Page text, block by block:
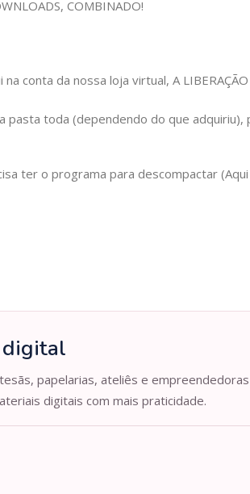
COMBINADO!
conta da nossa loja virtual, A LIBERAÇÃO
pasta toda (dependendo do que
ter o programa para descompactar
digital
papelarias, ateliês e
digitais com mais praticidade.